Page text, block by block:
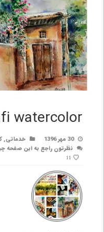
watercolor
30 مهر 1396 خدماتی,
نظرتون راجع به این صفحه
11